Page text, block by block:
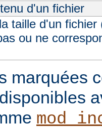
d'un fichier
taille d'un
ou ne
marquées